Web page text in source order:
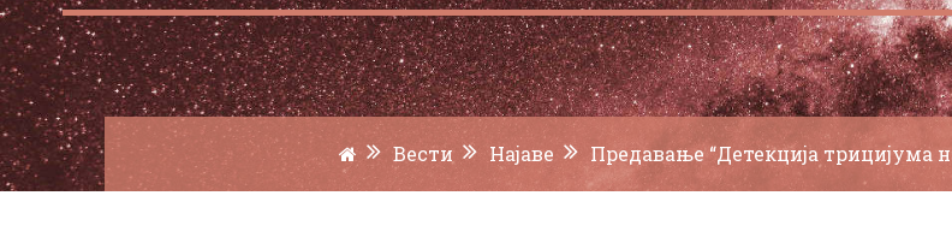
Вести Најаве Предавање “Детекција трицијума